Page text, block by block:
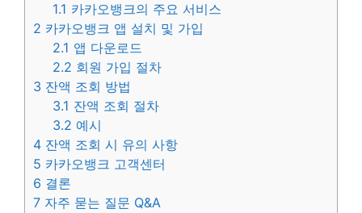
1.1 카카오뱅크의 주요 서비스
2 카카오뱅크 앱 설치 및 가입
2.1 앱 다운로드
2.2 회원 가입 절차
3 잔액 조회 방법
3.1 잔액 조회 절차
3.2 예시
4 잔액 조회 시 유의 사항
5 카카오뱅크 고객센터
6 결론
7 자주 묻는 질문 Q&A